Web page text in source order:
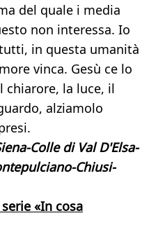
del quale i media
non interessa. Io
in questa umanità
vinca. Gesù ce lo
chiarore, la luce, il
alziamolo
Colle di Val D'Elsa-
Chiusi-
«In cosa